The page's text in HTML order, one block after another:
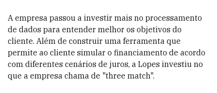
A empresa passou a investir mais no processamento
de dados para entender melhor os objetivos do
cliente. Além de construir uma ferramenta que
permite ao cliente simular o financiamento de acordo
com diferentes cenários de juros, a Lopes investiu no
que a empresa chama de "three match".